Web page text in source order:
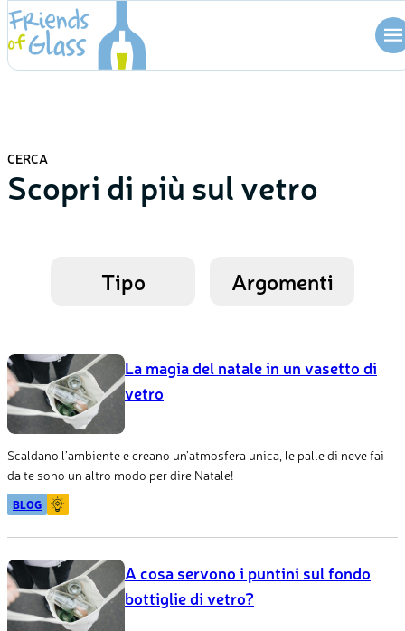
Skip
to
content
CERCA
Scopri di più sul vetro
Tipo Argomenti
La magia del natale in un vasetto di
vetro
Scaldano l’ambiente e creano un’atmosfera unica, le palle di neve fai
da te sono un altro modo per dire Natale!
BLOG
A cosa servono i puntini sul fondo
bottiglie di vetro?